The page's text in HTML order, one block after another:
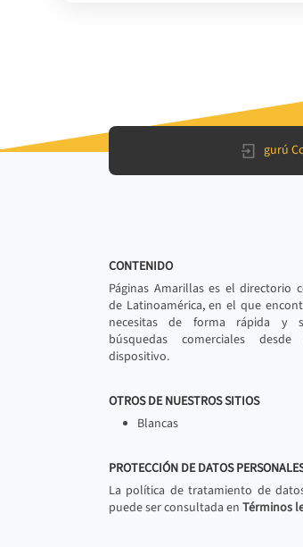
gurú
CONTENIDO
Páginas Amarillas es el directorio
de Latinoamérica, en el que
necesitas de forma rápida y
búsquedas comerciales
dispositivo.
OTROS DE NUESTROS SITIOS
Blancas
PROTECCIÓN DE DATOS
La política de tratamiento de
puede ser consultada en Términos